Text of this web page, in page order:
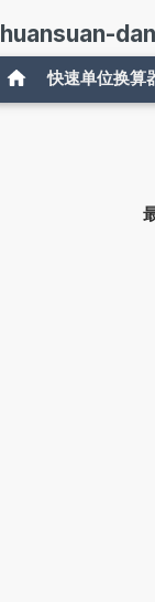
huansuan-
快速单位换算